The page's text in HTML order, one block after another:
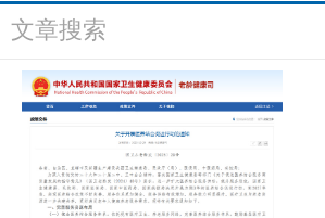
文章搜索